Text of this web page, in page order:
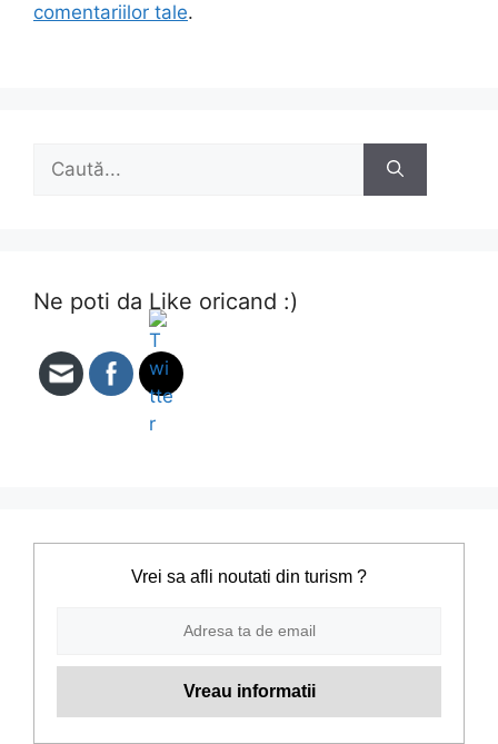
comentariilor tale.
Caută
Ne poti da Like oricand :)
Vrei sa afli noutati din turism ?